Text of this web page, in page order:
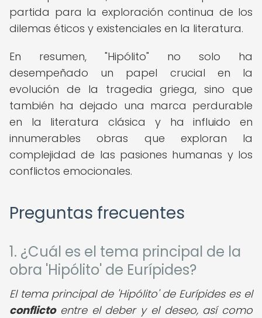
partida para la exploración continua de los
dilemas éticos y existenciales en la literatura.
En resumen, "Hipólito" no solo ha
desempeñado un papel crucial en la
evolución de la tragedia griega, sino que
también ha dejado una marca perdurable
en la literatura clásica y ha influido en
innumerables obras que exploran la
complejidad de las pasiones humanas y los
conflictos emocionales.
Preguntas frecuentes
1. ¿Cuál es el tema principal de la
obra 'Hipólito' de Eurípides?
El tema principal de 'Hipólito' de Eurípides es el
conflictoentre el deber y el deseo, así como